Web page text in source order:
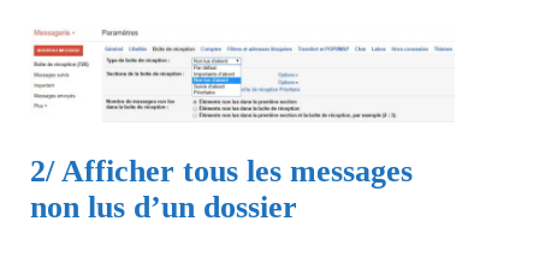
2/ Afficher tous les messages
non lus d’un dossier